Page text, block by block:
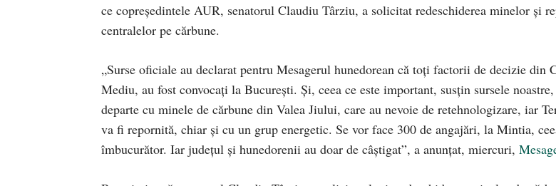
ce copreședintele AUR, senatorul Claudiu Târziu, a solicitat redeschiderea minelor și
centralelor pe cărbune.
„Surse oficiale au declarat pentru Mesagerul hunedorean că toți factorii de decizie din
Mediu, au fost convocați la București. Și, ceea ce este important, susțin sursele
departe cu minele de cărbune din Valea Jiului, care au nevoie de retehnologizare, iar
va fi repornită, chiar și cu un grup energetic. Se vor face 300 de angajări, la Mintia,
îmbucurător. Iar ju­dețul și hunedorenii au doar de câștigat”, a anunțat, miercuri,